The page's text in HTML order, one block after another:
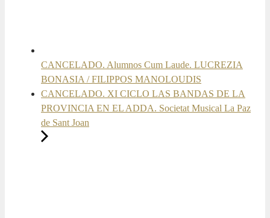
CANCELADO. Alumnos Cum Laude. LUCREZIA
BONASIA / FILIPPOS MANOLOUDIS
CANCELADO. XI CICLO LAS BANDAS DE LA
PROVINCIA EN EL ADDA. Societat Musical La Paz
de Sant Joan